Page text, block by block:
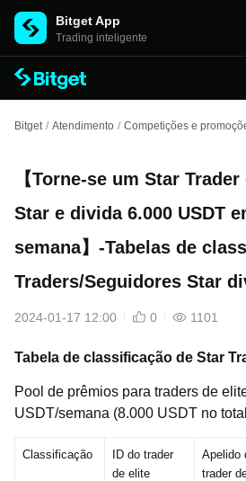
Bitget App
Trading inteligente
Bitget / Atendimento / Competições e
【Torne-se um Star
Star e divida 6.000 USDT
semana】-Tabelas de
Traders/Seguidores Star
2024-01-17 12:00 0 1101
Tabela de classificação de Star
Pool de prêmios para traders de
USDT/semana (8.000 USDT no
Classificação
ID do trader
de elite
Apelido
trader